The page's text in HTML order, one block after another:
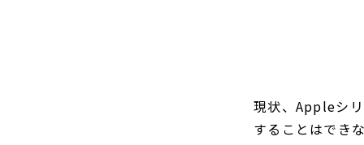
現状、Appleシ
することはでき